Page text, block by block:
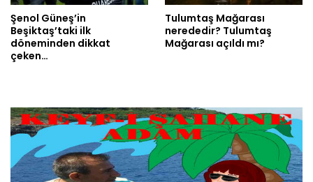
Şenol Güneş’in
Beşiktaş’taki ilk
döneminden dikkat
çeken…
Tulumtaş Mağarası
nerededir? Tulumtaş
Mağarası açıldı mı?